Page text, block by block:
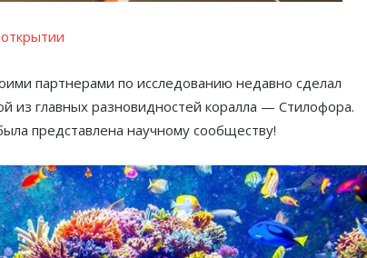
партнерами по исследованию недавно сделал
из главных разновидностей коралла — Стилофора.
представлена научному сообществу!